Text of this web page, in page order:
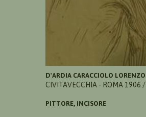
D'ARDIA CARACCIOLO LORENZO
CIVITAVECCHIA - ROMA 1906
PITTORE, INCISORE